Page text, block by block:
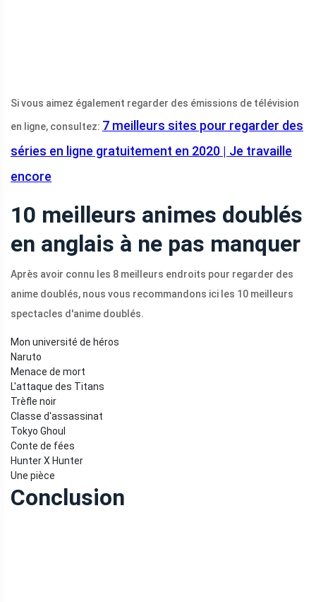
Si vous aimez également regarder des émissions de télévision
en ligne, consultez: 7 meilleurs sites pour regarder des
séries en ligne gratuitement en 2020 | Je travaille
encore
10 meilleurs animes doublés
en anglais à ne pas manquer
Après avoir connu les 8 meilleurs endroits pour regarder des
anime doublés, nous vous recommandons ici les 10 meilleurs
spectacles d'anime doublés.
Mon université de héros
Naruto
Menace de mort
L'attaque des Titans
Trèfle noir
Classe d'assassinat
Tokyo Ghoul
Conte de fées
Hunter X Hunter
Une pièce
Conclusion